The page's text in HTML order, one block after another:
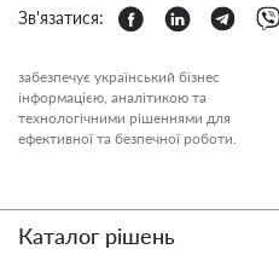
Зв'язатися:
забезпечує український бізнес
інформацією, аналітикою та
технологічними рішеннями для
ефективної та безпечної роботи.
Каталог рішень